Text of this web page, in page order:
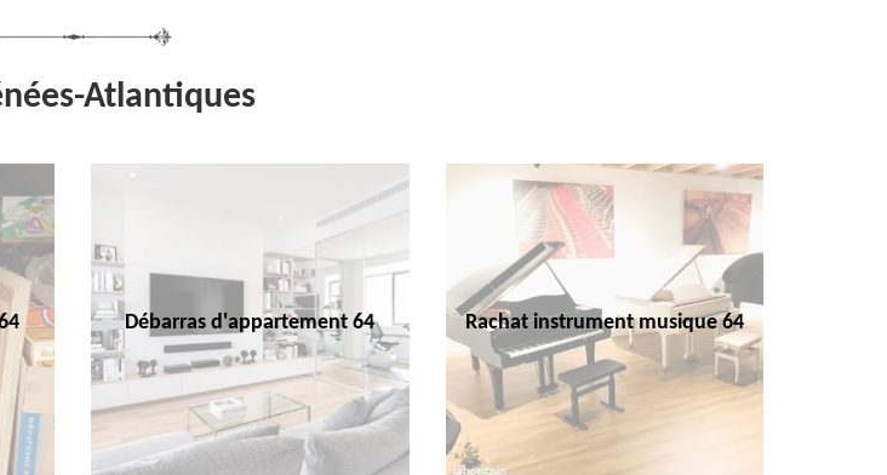
Atlantiques
Débarras d'appartement 64 Rachat instrument musique 64